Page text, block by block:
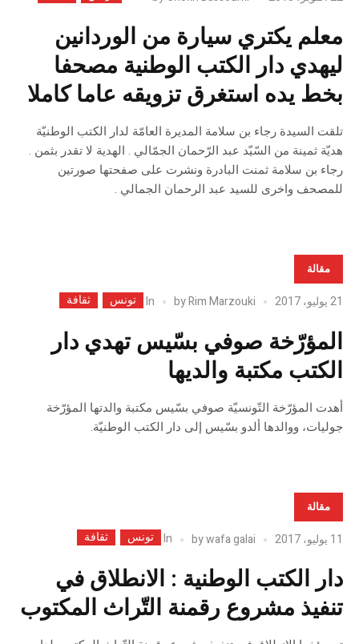
معلم يكتري سيارة من الوردانين
ليهدي دار الكتب الوطنية مصحفا
بخط يده استغرق تزويقه عاما كاملا
تلقت السيدة رجاء بن سلامة المديرة العامّة لدار الكتب الوطنيّة
هديّة ثمينة من السّيّد عبد الرّحمان الجمّالي . الهدية لا تقدر بثمن .
رجاء بن سلامة ثمنت البادرة ونشرت على صفحتها صورتين
للمصحف واخرى للسيد عبد الرحمان الجمالي .
مقالة
21 يوليو، 2017 byRim Marzouki
In تونس ثقافة
المؤرّخة صوفي بسّيس تهدي دار
الكتب مكتبة والديها
أهدت المؤرّخة التّونسيّة صوفي بسّيس مكتبة والدتها المؤرّخة
جوليات، ووالدها ألدو بسّيس إلى دار الكتب الوطنيّة.
مقالة
11 يوليو، 2017 bywafa galai
In تونس ثقافة
دار الكتب الوطنية : الانطلاق في
تنفيذ مشروع رقمنة التّراث المكتوب